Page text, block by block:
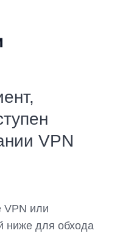
VPN
VPN или
ниже для обхода